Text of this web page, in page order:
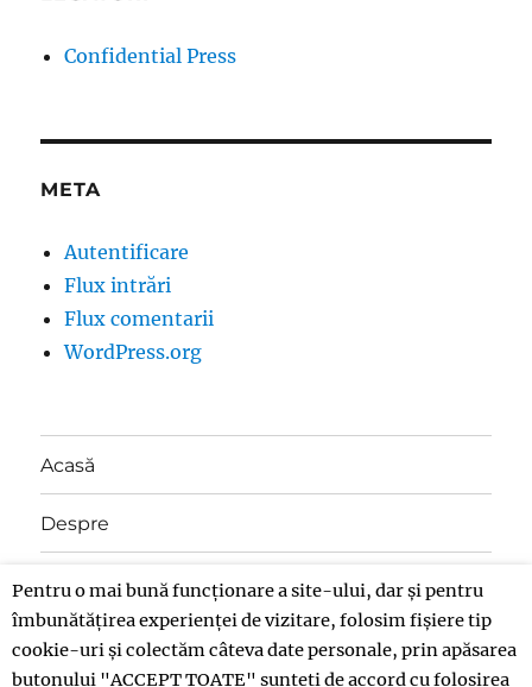
Confidential Press
META
Autentificare
Flux intrări
Flux comentarii
WordPress.org
Acasă
Despre
Contact
Donații
Pentru o mai bună funcționare a site-ului, dar și pentru
îmbunătățirea experienței de vizitare, folosim fișiere tip
cookie-uri și colectăm câteva date personale, prin apăsarea
butonului "ACCEPT TOATE" sunteți de accord cu folosirea